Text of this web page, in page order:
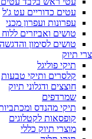
עטים כדוריים עט ג'ל
עפרונות ועפרון מכני
טושים ואביזרים
טושים לסימון
תיוק
תיקי פוליגל
קלסרים ותיקי טבעות
חוצצים ודגלוני תיוק
שמרדפים
תיקי מהנדס
קופסאות לקטלוגים
מוצרי תיוק כללי